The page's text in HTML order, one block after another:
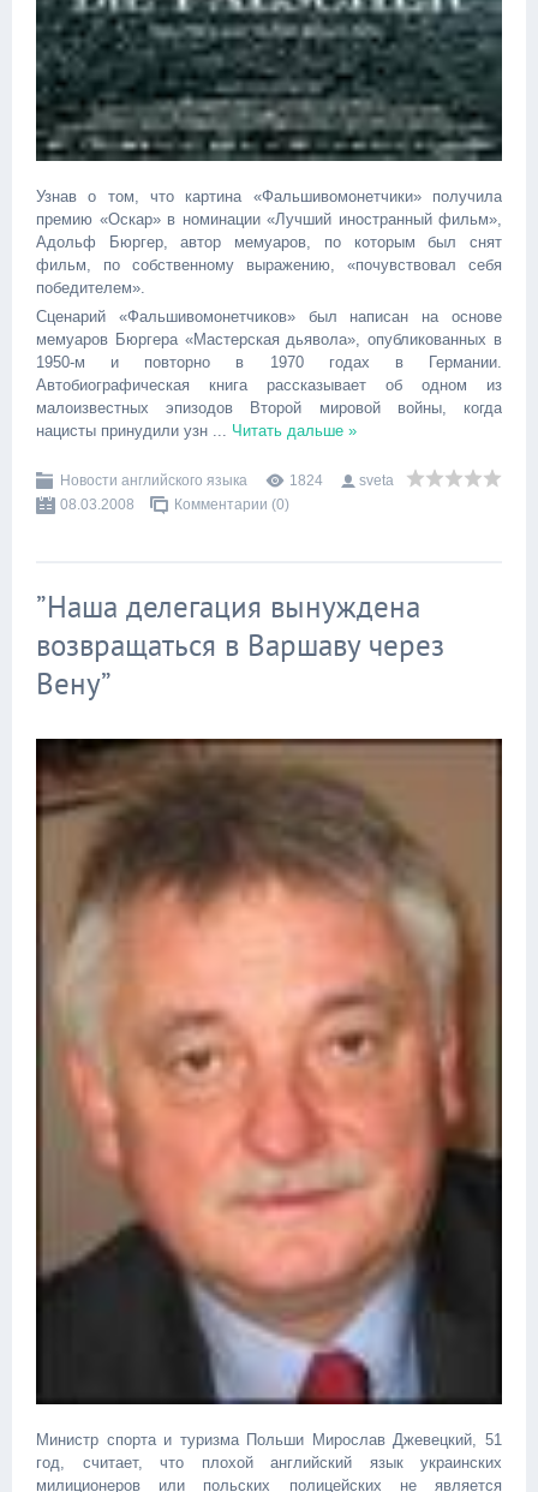
Узнав о том, что картина «Фальшивомонетчики» получила
премию «Оскар» в номинации «Лучший иностранный фильм»,
Адольф Бюргер, автор мемуаров, по которым был снят
фильм, по собственному выражению, «почувствовал себя
победителем».
Сценарий «Фальшивомонетчиков» был написан на основе
мемуаров Бюргера «Мастерская дьявола», опубликованных в
1950-м и повторно в 1970 годах в Германии.
Автобиографическая книга рассказывает об одном из
малоизвестных эпизодов Второй мировой войны, когда
нацисты принудили узн ... Читать дальше »
Новости английского языка 1824
sveta
08.03.2008
Комментарии (0)
”Наша делегация вынуждена
возвращаться в Варшаву через
Вену”
Министр спорта и туризма Польши Мирослав Джевецкий, 51
год, считает, что плохой английский язык украинских
милиционеров или польских полицейских не является